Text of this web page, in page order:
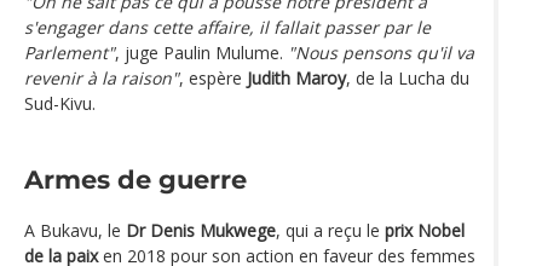
s'engager dans cette affaire, il fallait passer par le
Parlement", juge Paulin Mulume. "Nous pensons qu'il va
revenir à la raison", espère Judith Maroy, de la Lucha du
Sud-Kivu.
Armes de guerre
A Bukavu, le Dr Denis Mukwege, qui a reçu le prix Nobel
de la paixen 2018 pour son action en faveur des femmes